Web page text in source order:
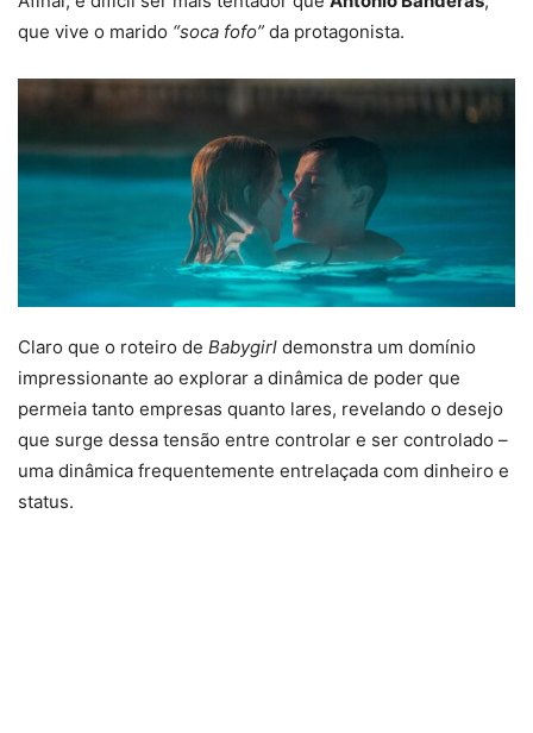
que vive o marido “soca fofo” da protagonista.
Claro que o roteiro de Babygirl demonstra um domínio
impressionante ao explorar a dinâmica de poder que
permeia tanto empresas quanto lares, revelando o desejo
que surge dessa tensão entre controlar e ser controlado –
uma dinâmica frequentemente entrelaçada com dinheiro e
status.